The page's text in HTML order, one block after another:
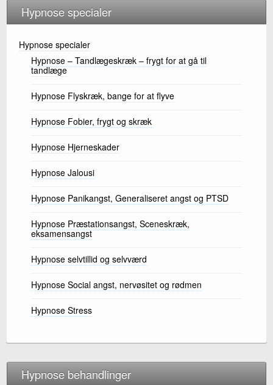
o
k
Hypnose specialer
Hypnose specialer
Hypnose – Tandlægeskræk – frygt for at gå til
tandlæge
Hypnose Flyskræk, bange for at flyve
Hypnose Fobier, frygt og skræk
Hypnose Hjerneskader
Hypnose Jalousi
Hypnose Panikangst, Generaliseret angst og PTSD
Hypnose Præstationsangst, Sceneskræk,
eksamensangst
Hypnose selvtillid og selvværd
Hypnose Social angst, nervøsitet og rødmen
Hypnose Stress
Hypnose behandlinger